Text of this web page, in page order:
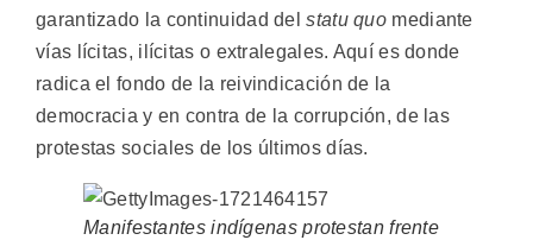
garantizado la continuidad delstatu quo mediante
vías lícitas, ilícitas o extralegales. Aquí es donde
radica el fondo de la reivindicación de la
democracia y en contra de la corrupción, de las
protestas sociales de los últimos días.
Manifestantes indígenas protestan frente